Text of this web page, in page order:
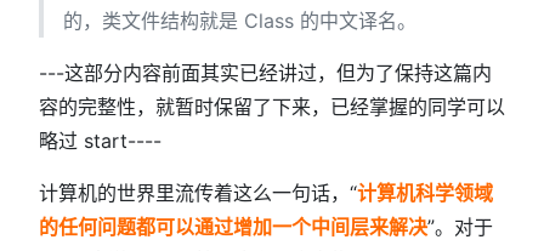
的，类文件结构就是 Class 的中文译名。
---这部分内容前面其实已经讲过，但为了保持这篇内
容的完整性，就暂时保留了下来，已经掌握的同学可以
略过 start----
计算机的世界里流传着这么一句话，“计算机科学领域
的任何问题都可以通过增加一个中间层来解决”。对于